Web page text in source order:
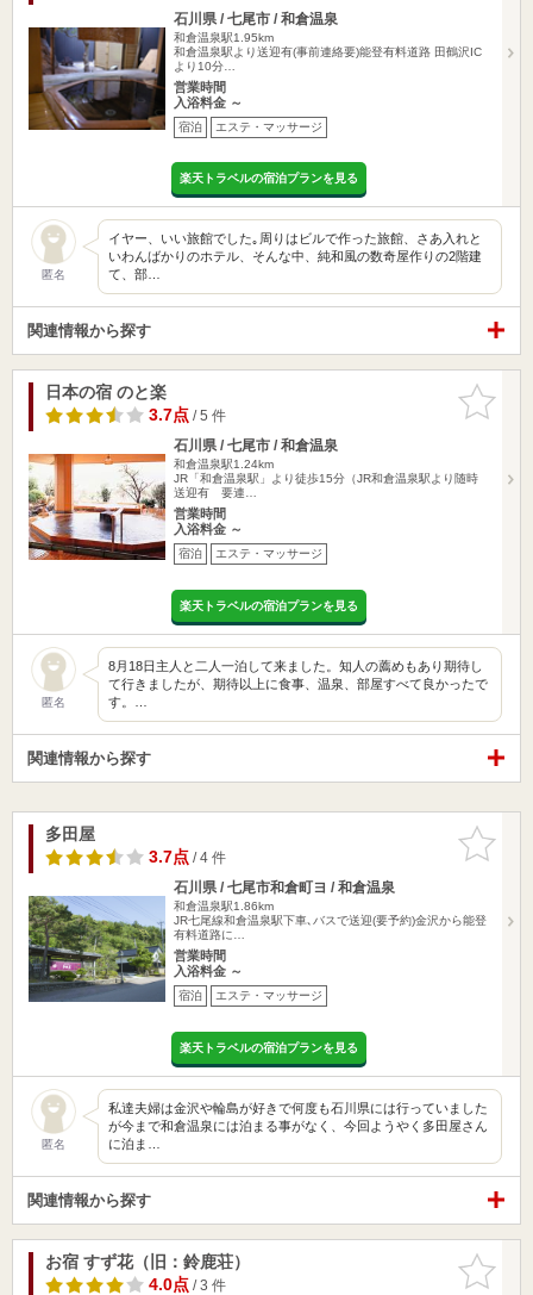
石川県 / 七尾市 / 和倉温泉
和倉温泉駅1.95km
和倉温泉駅より送迎有(事前連絡要)能登有料道路 田鶴沢IC
より10分…
営業時間
入浴料金 ～
宿泊 エステ・マッサージ
楽天トラベルの宿泊プランを見る
匿名
イヤー、いい旅館でした｡周りはビルで作った旅館、さあ入れと
いわんばかりのホテル、そんな中、純和風の数奇屋作りの2階建
て、部…
関連情報から探す
お気に入
りに追加
日本の宿 のと楽
3.7点/ 5 件
石川県 / 七尾市 / 和倉温泉
和倉温泉駅1.24km
JR「和倉温泉駅」より徒歩15分（JR和倉温泉駅より随時
送迎有 要連…
営業時間
入浴料金 ～
宿泊 エステ・マッサージ
楽天トラベルの宿泊プランを見る
匿名
8月18日主人と二人一泊して来ました。知人の薦めもあり期待し
て行きましたが、期待以上に食事、温泉、部屋すべて良かったで
す。…
関連情報から探す
お気に入
りに追加
多田屋
3.7点/ 4 件
石川県 / 七尾市和倉町ヨ / 和倉温泉
和倉温泉駅1.86km
JR七尾線和倉温泉駅下車､バスで送迎(要予約)金沢から能登
有料道路に…
営業時間
入浴料金 ～
宿泊 エステ・マッサージ
楽天トラベルの宿泊プランを見る
匿名
私達夫婦は金沢や輪島が好きで何度も石川県には行っていました
が今まで和倉温泉には泊まる事がなく、今回ようやく多田屋さん
に泊ま…
関連情報から探す
お気に入
りに追加
お宿 すず花（旧：鈴鹿荘）
4.0点/ 3 件